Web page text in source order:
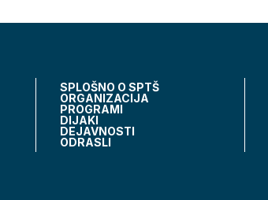
SPLOŠNO O SPTŠ
ORGANIZACIJA
PROGRAMI
DIJAKI
DEJAVNOSTI
ODRASLI